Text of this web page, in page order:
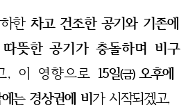
한 차고 건조한 공기와 기존에
뜻한 공기가 충돌하며 비구
, 이 영향으로 15일(금)오후에
는 경상권에 비가 시작되겠고,